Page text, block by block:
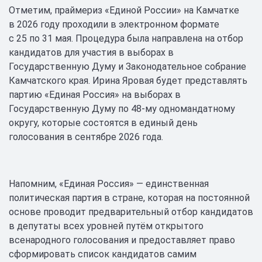
Отметим, праймериз «Единой России» на Камчатке
в 2026 году проходили в электронном формате
с 25 по 31 мая. Процедура была направлена на отбор
кандидатов для участия в выборах в
Государственную Думу и Законодательное собрание
Камчатского края. Ирина Яровая будет представлять
партию «Единая Россия» на выборах в
Государственную Думу по 48-му одномандатному
округу, которые состоятся в единый день
голосования в сентябре 2026 года.
Напомним, «Единая Россия» — единственная
политическая партия в стране, которая на постоянной
основе проводит предварительный отбор кандидатов
в депутаты всех уровней путём открытого
всенародного голосования и предоставляет право
сформировать список кандидатов самим